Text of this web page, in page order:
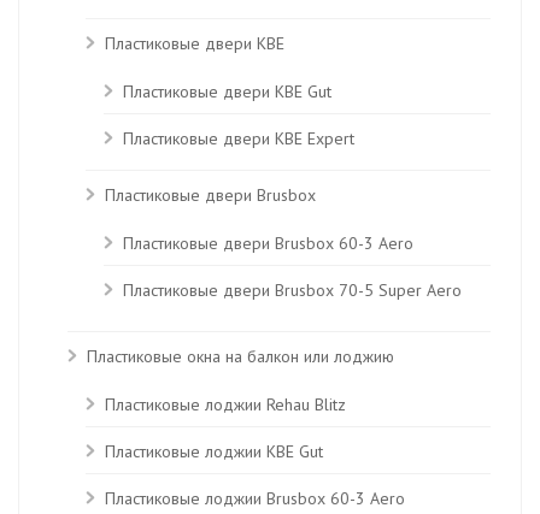
Пластиковые двери KBE
Пластиковые двери КВЕ Gut
Пластиковые двери КВЕ Expert
Пластиковые двери Brusbox
Пластиковые двери Brusbox 60-3 Aero
Пластиковые двери Brusbox 70-5 Super Aero
Пластиковые окна на балкон или лоджию
Пластиковые лоджии Rehau Blitz
Пластиковые лоджии КВЕ Gut
Пластиковые лоджии Brusbox 60-3 Aero